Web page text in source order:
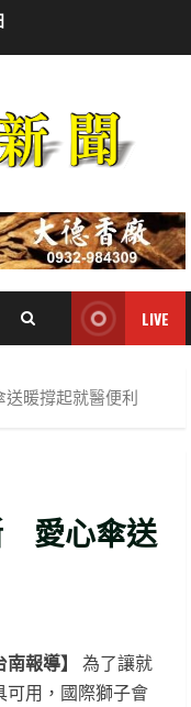
LIVE
暖撐起就醫便利
愛心傘送
報導】
為了讓就
可用，國際獅子會